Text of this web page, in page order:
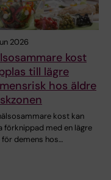
2026
kost
till lägre
hos äldre
kost kan
förknippad med en lägre
för demens hos…